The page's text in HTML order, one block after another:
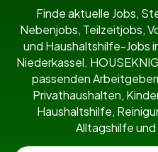
Finde aktuelle Jobs,
Nebenjobs, Teilzeitjobs,
und Haushaltshilfe-Jobs
Niederkassel.
passenden
Privathaushalten,
Haushaltshilfe,
Alltagshilfe